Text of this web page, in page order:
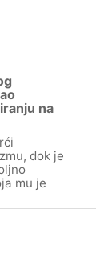
na
dok je
mu je